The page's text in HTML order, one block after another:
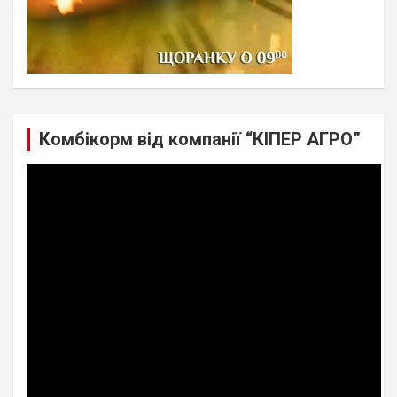
Комбікорм від компанії “КІПЕР АГРО”